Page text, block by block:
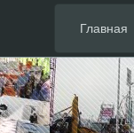
Главная